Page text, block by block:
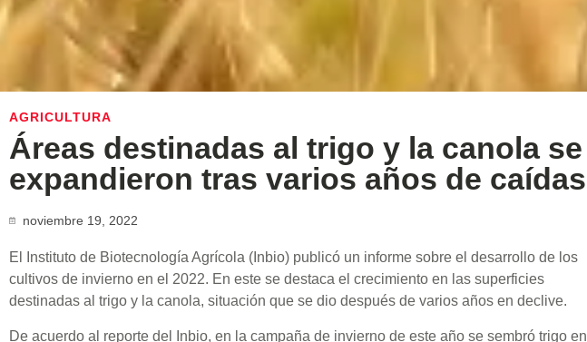
AGRICULTURA
Áreas destinadas al trigo y la canola se
expandieron tras varios años de caídas
noviembre 19, 2022
El Instituto de Biotecnología Agrícola (Inbio) publicó un informe sobre el desarrollo de los
cultivos de invierno en el 2022. En este se destaca el crecimiento en las superficies
destinadas al trigo y la canola, situación que se dio después de varios años en declive.
De acuerdo al reporte del Inbio, en la campaña de invierno de este año se sembró trigo en